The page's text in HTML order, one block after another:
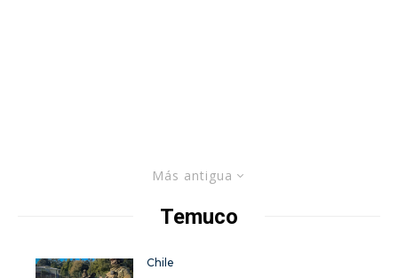
Más antigua
Temuco
Chile